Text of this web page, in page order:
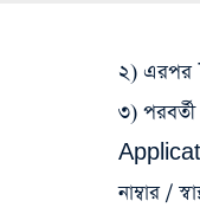
২) এরপর
৩)
নাম্বার /